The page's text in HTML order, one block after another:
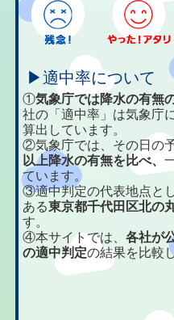
▶適中率について
①気象庁では降水の有無
社の「適中率」は気象庁
算出しています。
②気象庁では、その日の
以上降水の有無を比べ、
ています。
③適中判定の代表地点と
ある東京都千代田区北の
す。
④本サイトでは、各社が
の適中判定の結果を比較